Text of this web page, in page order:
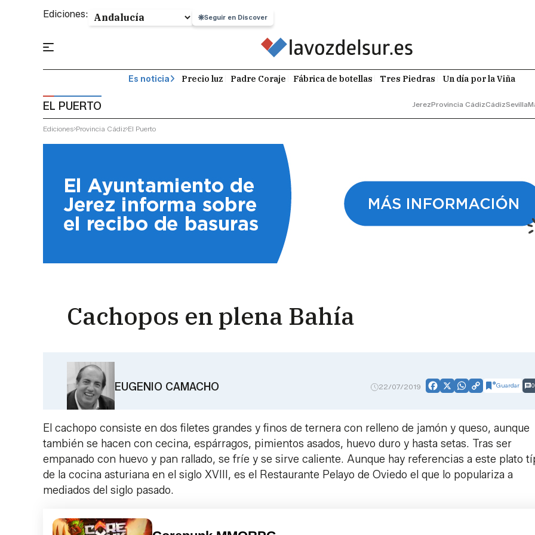
Ediciones: Seguir en Discover
Es noticia Precio luz Padre Coraje Fábrica de botellas Tres Piedras Un día por la Viña
EL PUERTO JerezProvincia CádizCádizSevilla
Ediciones Provincia Cádiz El Puerto
Cachopos en plena Bahía
EUGENIO CAMACHO 22/07/2019 Facebook
X WhatsApp
CopyGuardar 0
El cachopo consiste en dos filetes grandes y finos de ternera con relleno de jamón y queso, aunque
también se hacen con cecina, espárragos, pimientos asados, huevo duro y hasta setas. Tras ser
empanado con huevo y pan rallado, se fríe y se sirve caliente. Aunque hay referencias a este plato
de la cocina asturiana en el siglo XVIII, es el Restaurante Pelayo de Oviedo el que lo populariza a
mediados del siglo pasado.